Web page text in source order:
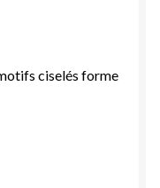
ciselés forme